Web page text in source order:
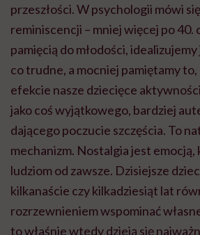
przeszłości. W psychologii mówi
reminiscencji – mniej więcej po 40.
pamięcią do młodości,
co trudne, a mocniej pamiętamy
efekcie nasze dziecięce
jako coś wyjątkowego, bardziej
dającego poczucie szczęścia. To
mechanizm. Nostalgia jest
ludziom od zawsze. Dzisiejsze
kilkanaście czy kilkadziesiąt lat
rozrzewnieniem wspominać
to właśnie wtedy dzieją się